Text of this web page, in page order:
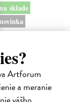
Artforum
a meranie
na sklade
novinka